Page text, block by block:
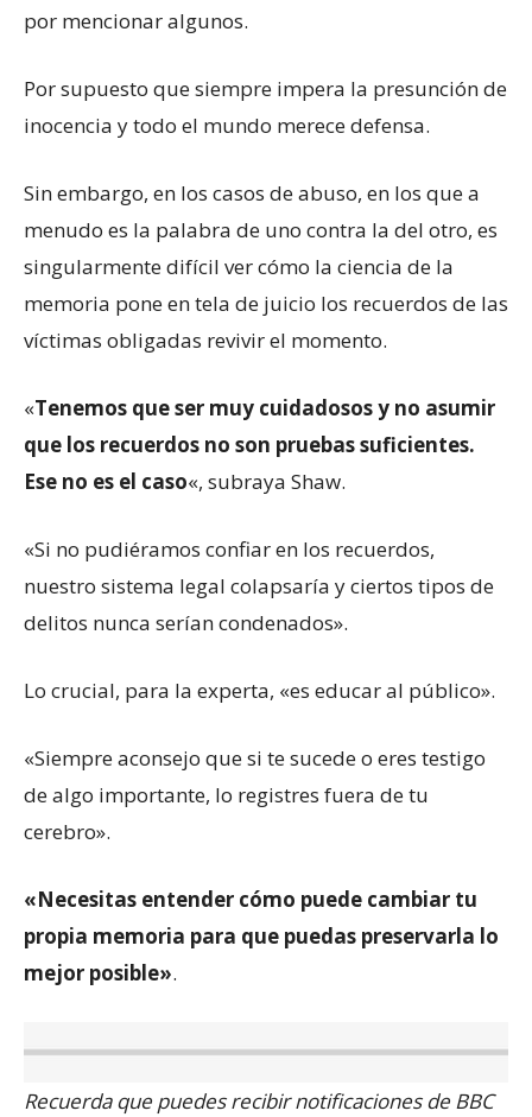
por mencionar algunos.
Por supuesto que siempre impera la presunción de
inocencia y todo el mundo merece defensa.
Sin embargo, en los casos de abuso, en los que a
menudo es la palabra de uno contra la del otro, es
singularmente difícil ver cómo la ciencia de la
memoria pone en tela de juicio los recuerdos de las
víctimas obligadas revivir el momento.
«Tenemos que ser muy cuidadosos y no asumir
que los recuerdos no son pruebas suficientes.
Ese no es el caso«, subraya Shaw.
«Si no pudiéramos confiar en los recuerdos,
nuestro sistema legal colapsaría y ciertos tipos de
delitos nunca serían condenados».
Lo crucial, para la experta, «es educar al público».
«Siempre aconsejo que si te sucede o eres testigo
de algo importante, lo registres fuera de tu
cerebro».
«Necesitas entender cómo puede cambiar tu
propia memoria para que puedas preservarla lo
mejor posible».
Recuerda que puedes recibir notificaciones de BBC